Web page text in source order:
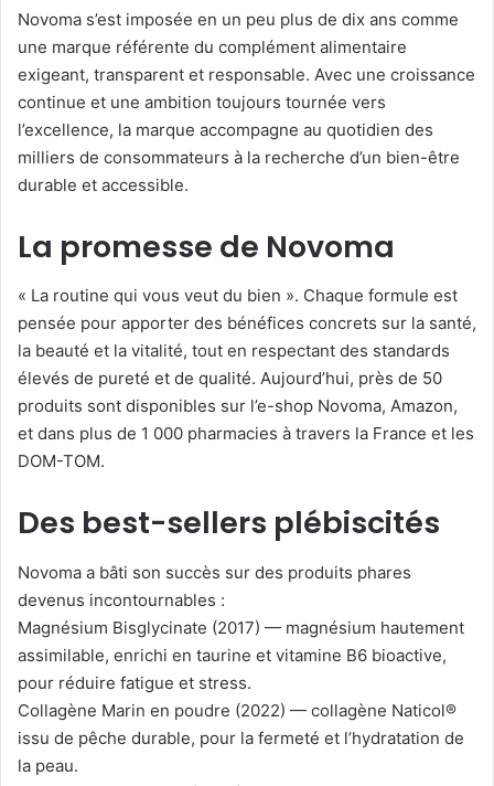
Novoma s’est imposée en un peu plus de dix ans comme
une marque référente du complément alimentaire
exigeant, transparent et responsable. Avec une croissance
continue et une ambition toujours tournée vers
l’excellence, la marque accompagne au quotidien des
milliers de consommateurs à la recherche d’un bien-être
durable et accessible.
La promesse de Novoma
« La routine qui vous veut du bien ». Chaque formule est
pensée pour apporter des bénéfices concrets sur la santé,
la beauté et la vitalité, tout en respectant des standards
élevés de pureté et de qualité. Aujourd’hui, près de 50
produits sont disponibles sur l’e-shop Novoma, Amazon,
et dans plus de 1 000 pharmacies à travers la France et les
DOM-TOM.
Des best-sellers plébiscités
Novoma a bâti son succès sur des produits phares
devenus incontournables :
Magnésium Bisglycinate (2017) — magnésium hautement
assimilable, enrichi en taurine et vitamine B6 bioactive,
pour réduire fatigue et stress.
Collagène Marin en poudre (2022) — collagène Naticol®
issu de pêche durable, pour la fermeté et l’hydratation de
la peau.